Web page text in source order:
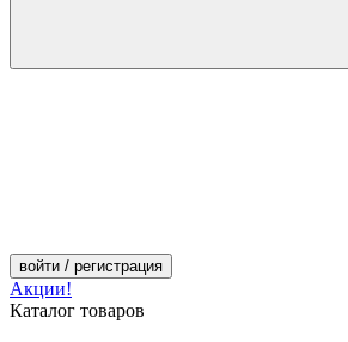
войти / регистрация
Акции!
Каталог товаров